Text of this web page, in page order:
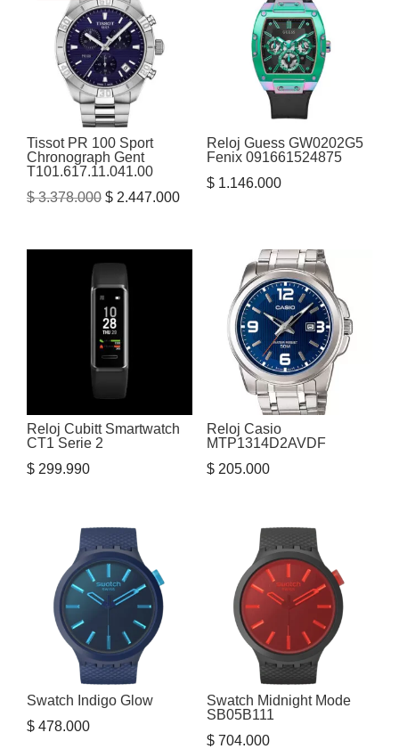
Tissot PR 100 Sport
Chronograph Gent
T101.617.11.041.00
$3.378.000 El
era:
$ 3.378.000.
$ 2.447.000El
$ 2.447.000.
Reloj Guess GW0202G5
Fenix 091661524875
$1.146.000
Reloj Cubitt Smartwatch
CT1 Serie 2
$ 299.990
Reloj Casio
MTP1314D2AVDF
$205.000
Swatch Indigo Glow
$ 478.000
Swatch Midnight Mode
SB05B111
$704.000